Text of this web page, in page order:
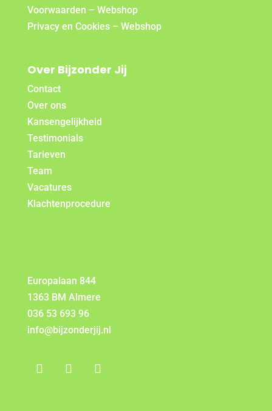
Voorwaarden – Webshop
Privacy en Cookies – Webshop
Over Bijzonder Jij
Contact
Over ons
Kansengelijkheid
Testimonials
Tarieven
Team
Vacatures
Klachtenprocedure
Europalaan 844
1363 BM Almere
036 53 693 96
info@bijzonderjij.nl